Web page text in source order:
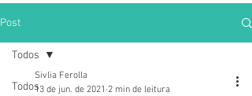
Post
Todos
Todos
Sivlia Ferolla
13 de jun. de 2021 2 min de leitura